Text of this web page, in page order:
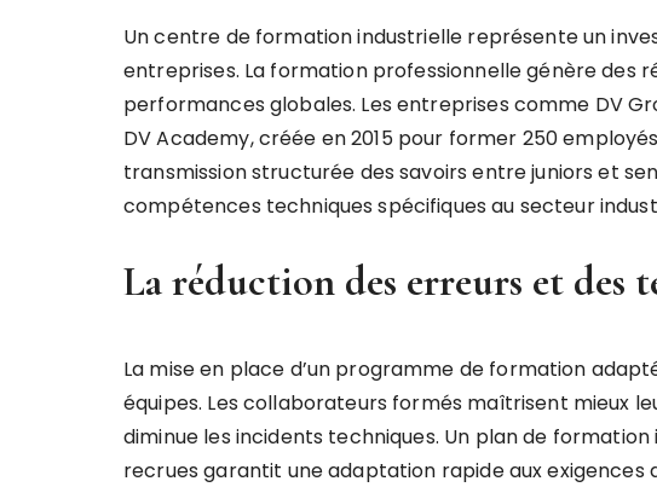
Un centre de formation industrielle représente un
entreprises. La formation professionnelle génère des
performances globales. Les entreprises comme DV
DV Academy, créée en 2015 pour former 250
transmission structurée des savoirs entre juniors et
compétences techniques spécifiques au secteur
La réduction des erreurs et des
La mise en place d’un programme de formation
équipes. Les collaborateurs formés maîtrisent mieux
diminue les incidents techniques. Un plan de
recrues garantit une adaptation rapide aux exigences